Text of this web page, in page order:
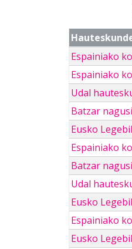
Espainiako
Espainiako
Udal
Batzar
Eusko
Espainiako
Batzar
Udal
Eusko
Espainiako
Eusko